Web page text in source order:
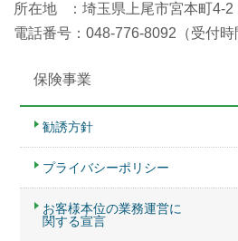
所在地 ：埼玉県上尾市宮本町4-2
電話番号：048-776-8092（受付
保険事業
勧誘方針
プライバシーポリシー
お客様本位の業務運営に
関する宣言